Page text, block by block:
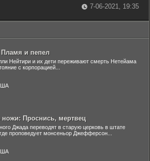
7-06-2021, 19:35
Пламя и пепел
Нейтири и их дети переживают смерть Нетейама
с корпорацией...
ножи: Проснись, мертвец
Джада переводят в старую церковь в штате
проповедует монсеньор Джефферсон...